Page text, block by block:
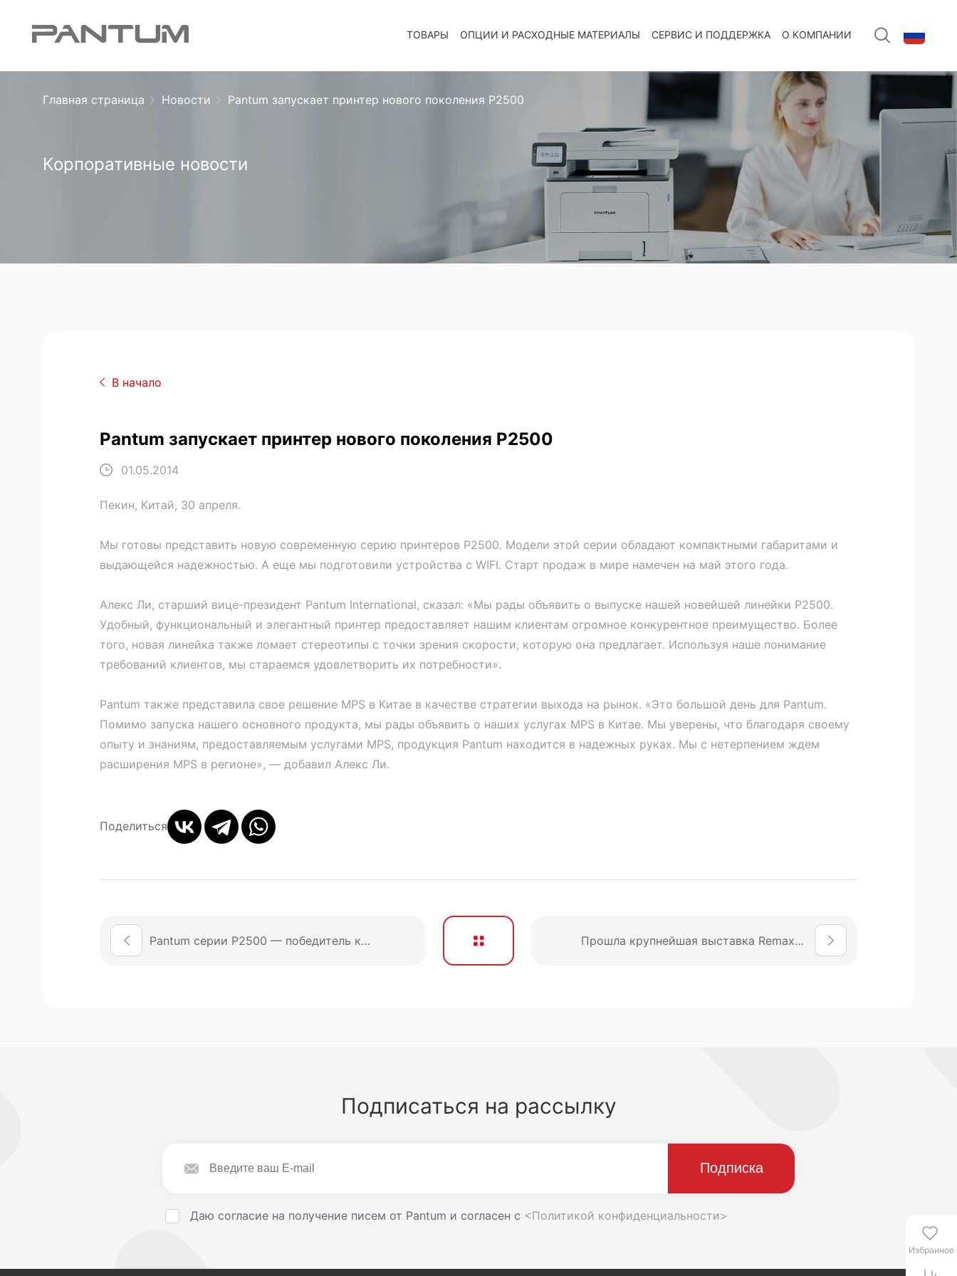
ТОВАРЫ ОПЦИИ И РАСХОДНЫЕ МАТЕРИАЛЫ СЕРВИС И ПОДДЕРЖКА О КОМПАНИИ
Корпоративные новости
Главная страница Новости Pantum запускает принтер нового поколения P2500
В начало
Pantum запускает принтер нового поколения P2500
01.05.2014
Пекин, Китай, 30 апреля.
Мы готовы представить новую современную серию принтеров Р2500. Модели этой серии обладают компактными габаритами и
выдающейся надежностью. А еще мы подготовили устройства с WIFI. Старт продаж в мире намечен на май этого года.
Алекс Ли, старший вице-президент Pantum International, сказал: «Мы рады объявить о выпуске нашей новейшей линейки P2500.
Удобный, функциональный и элегантный принтер предоставляет нашим клиентам огромное конкурентное преимущество. Более
того, новая линейка также ломает стереотипы с точки зрения скорости, которую она предлагает. Используя наше понимание
требований клиентов, мы стараемся удовлетворить их потребности».
Pantum также представила свое решение MPS в Китае в качестве стратегии выхода на рынок. «Это большой день для Pantum.
Помимо запуска нашего основного продукта, мы рады объявить о наших услугах MPS в Китае. Мы уверены, что благодаря своему
опыту и знаниям, предоставляемым услугами MPS, продукция Pantum находится в надежных руках. Мы с нетерпением ждем
расширения MPS в регионе», — добавил Алекс Ли.
Поделиться
Pantum серии P2500 — победитель конкурса Winter 2015 Pick Award Прошла крупнейшая выставка Remax Asia
Подписаться на рассылку
Даю согласие на получение писем от Pantum и согласен с <Политикой конфиденциальности>
Избранное